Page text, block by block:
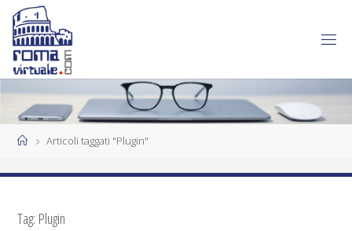
Articoli taggati "Plugin"
Tag: Plugin